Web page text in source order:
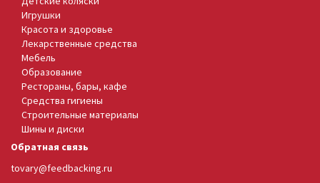
Игрушки
Красота и здоровье
Лекарственные средства
Мебель
Образование
Рестораны, бары, кафе
Средства гигиены
Строительные материалы
Шины и диски
Обратная связь
tovary@feedbacking.ru